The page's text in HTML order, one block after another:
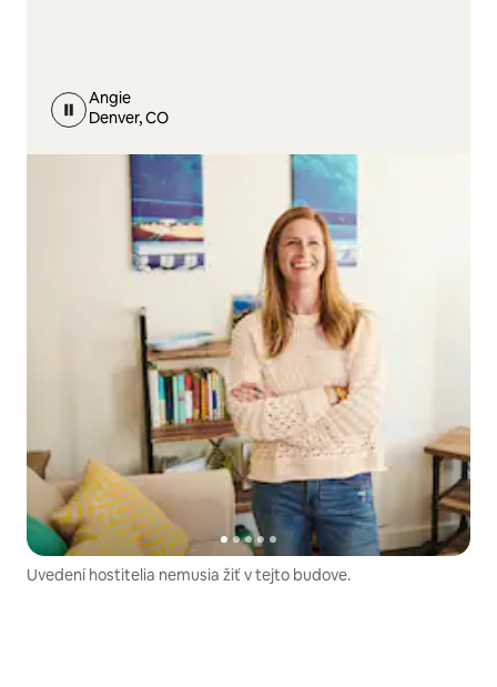
Angie
Denver, CO
Uvedení hostitelia nemusia žiť v tejto budove.